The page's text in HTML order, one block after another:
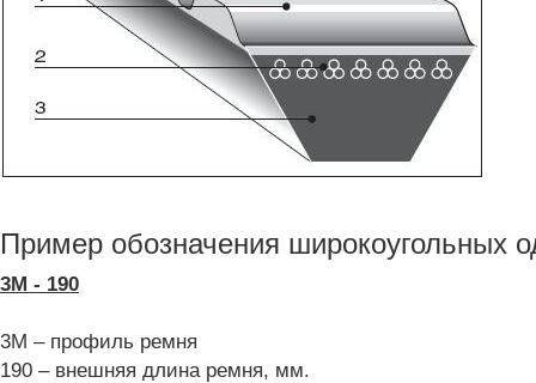
Пример обозначения широкоугольных
3M - 190
3M – профиль ремня
190 – внешняя длина ремня, мм.